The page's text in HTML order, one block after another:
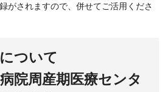
がされますので、併せてご活用くださ
ついて
院周産期医療センタ